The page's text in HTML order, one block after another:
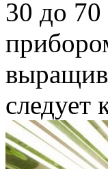
30 до
следует